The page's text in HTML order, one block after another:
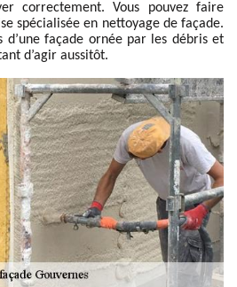
correctement. Vous pouvez faire
spécialisée en nettoyage de façade.
d’une façade ornée par les débris et
d’agir aussitôt.